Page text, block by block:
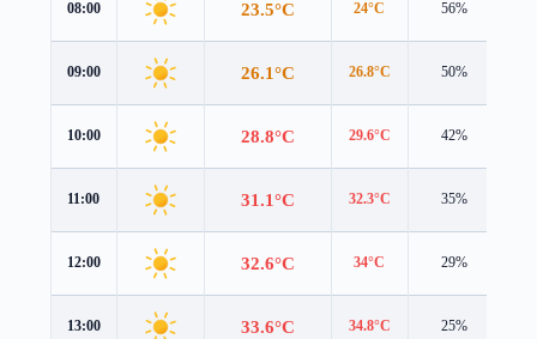
08:00 23.5°C 24°C 56%
09:00 26.1°C 26.8°C 50%
10:00 28.8°C 29.6°C 42%
11:00 31.1°C 32.3°C 35%
12:00 32.6°C 34°C 29%
13:00 33.6°C 34.8°C 25%